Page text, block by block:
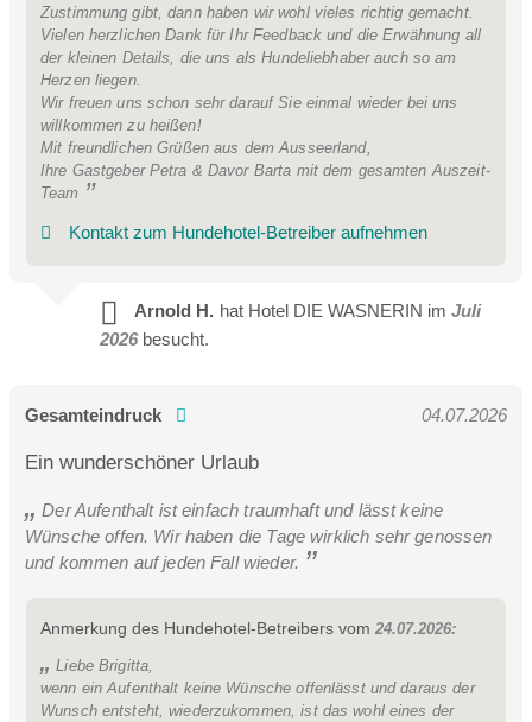
Zustimmung gibt, dann haben wir wohl vieles richtig gemacht.
Vielen herzlichen Dank für Ihr Feedback und die Erwähnung all
der kleinen Details, die uns als Hundeliebhaber auch so am
Herzen liegen.
Wir freuen uns schon sehr darauf Sie einmal wieder bei uns
willkommen zu heißen!
Mit freundlichen Grüßen aus dem Ausseerland,
Ihre Gastgeber Petra & Davor Barta mit dem gesamten Auszeit-
Team
Kontakt zum Hundehotel-Betreiber aufnehmen
Arnold H. hat Hotel DIE WASNERIN im Juli
2026 besucht.
Gesamteindruck 04.07.2026
Ein wunderschöner Urlaub
Der Aufenthalt ist einfach traumhaft und lässt keine
Wünsche offen. Wir haben die Tage wirklich sehr genossen
und kommen auf jeden Fall wieder.
Anmerkung des Hundehotel-Betreibers vom 24.07.2026:
Liebe Brigitta,
wenn ein Aufenthalt keine Wünsche offenlässt und daraus der
Wunsch entsteht, wiederzukommen, ist das wohl eines der